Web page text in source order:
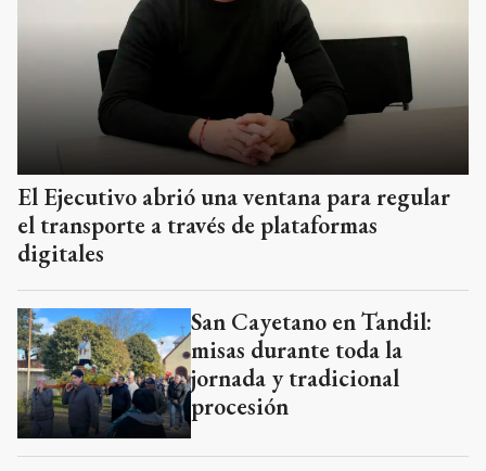
El Ejecutivo abrió una ventana para regular
el transporte a través de plataformas
digitales
San Cayetano en Tandil:
misas durante toda la
jornada y tradicional
procesión